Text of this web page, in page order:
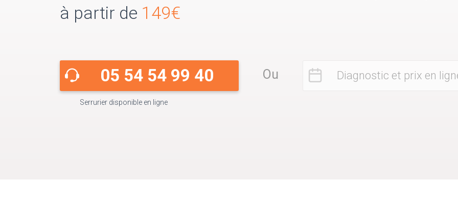
à partir de 149€
05 54 54 99 40
Serrurier disponible en ligne
Ou Diagnostic et prix en